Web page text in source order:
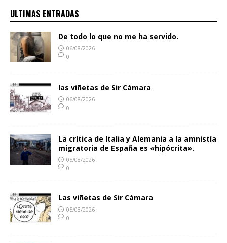
ULTIMAS ENTRADAS
De todo lo que no me ha servido.
06/08/2026
0
las viñetas de Sir Cámara
06/08/2026
0
La crítica de Italia y Alemania a la amnistía
migratoria de España es «hipócrita».
05/08/2026
0
Las viñetas de Sir Cámara
05/08/2026
0